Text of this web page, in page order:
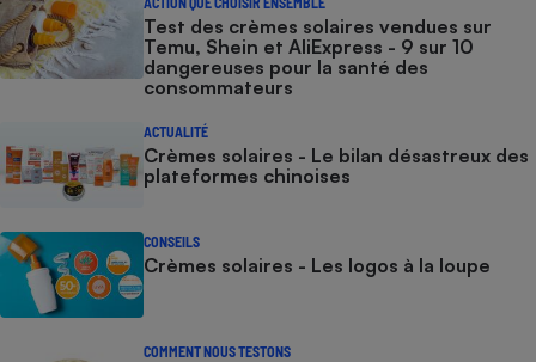
Test des crèmes solaires vendues sur
Temu, Shein et AliExpress - 9 sur 10
dangereuses pour la santé des
consommateurs
ACTUALITÉ
Crèmes solaires - Le bilan désastreux des
plateformes chinoises
CONSEILS
Crèmes solaires - Les logos à la loupe
COMMENT NOUS TESTONS